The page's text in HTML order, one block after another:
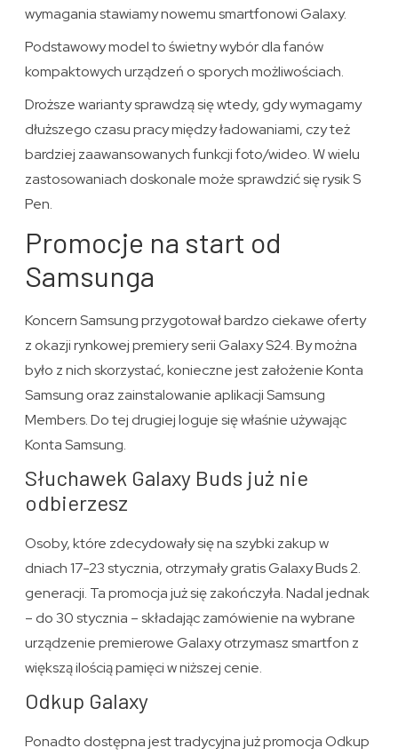
wymagania stawiamy nowemu smartfonowi Galaxy.
Podstawowy model to świetny wybór dla fanów
kompaktowych urządzeń o sporych możliwościach.
Droższe warianty sprawdzą się wtedy, gdy wymagamy
dłuższego czasu pracy między ładowaniami, czy też
bardziej zaawansowanych funkcji foto/wideo. W wielu
zastosowaniach doskonale może sprawdzić się rysik S
Pen.
Promocje na start od
Samsunga
Koncern Samsung przygotował bardzo ciekawe oferty
z okazji rynkowej premiery serii Galaxy S24. By można
było z nich skorzystać, konieczne jest założenie Konta
Samsung oraz zainstalowanie aplikacji Samsung
Members. Do tej drugiej loguje się właśnie używając
Konta Samsung.
Słuchawek Galaxy Buds już nie
odbierzesz
Osoby, które zdecydowały się na szybki zakup w
dniach 17-23 stycznia, otrzymały gratis Galaxy Buds 2.
generacji. Ta promocja już się zakończyła. Nadal jednak
– do 30 stycznia – składając zamówienie na wybrane
urządzenie premierowe Galaxy otrzymasz smartfon z
większą ilością pamięci w niższej cenie.
Odkup Galaxy
Ponadto dostępna jest tradycyjna już promocja Odkup